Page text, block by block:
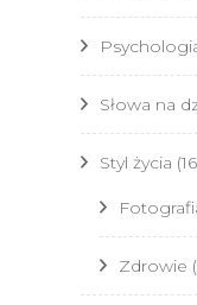
Słowa na
Styl życia
Zdrowie